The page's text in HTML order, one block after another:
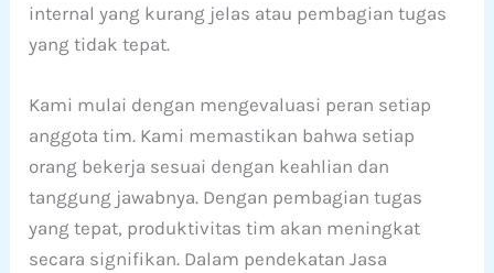
internal yang kurang jelas atau pembagian tugas
yang tidak tepat.
Kami mulai dengan mengevaluasi peran setiap
anggota tim. Kami memastikan bahwa setiap
orang bekerja sesuai dengan keahlian dan
tanggung jawabnya. Dengan pembagian tugas
yang tepat, produktivitas tim akan meningkat
secara signifikan. Dalam pendekatan Jasa